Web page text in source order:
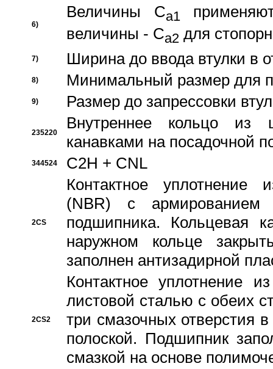
6)
Величины Ca1
величины - Ca2 для
7) Ширина до ввода втулки в
8) Минимальный размер для
9) Размер до запрессовки
235220
Внутреннее кольцо из
канавками на посадочной
344524 C2H + CNL
2CS
Контактное уплотнение
(NBR) с
подшипника. Кольцевая
наружном кольце
заполнен антизадирной
2CS2
Контактное уплотнение
листовой сталью с обеих
три смазочных отверстия
полоской. Подшипник
смазкой на основе